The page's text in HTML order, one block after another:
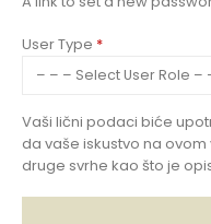
User Type *
Vaši lični podaci biće
da vaše iskustvo na
druge svrhe kao što je